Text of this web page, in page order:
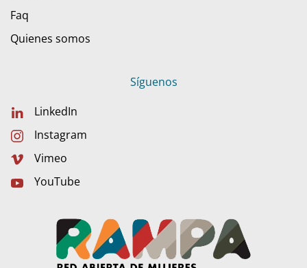
Faq
Quienes somos
Síguenos
LinkedIn
Instagram
Vimeo
YouTube